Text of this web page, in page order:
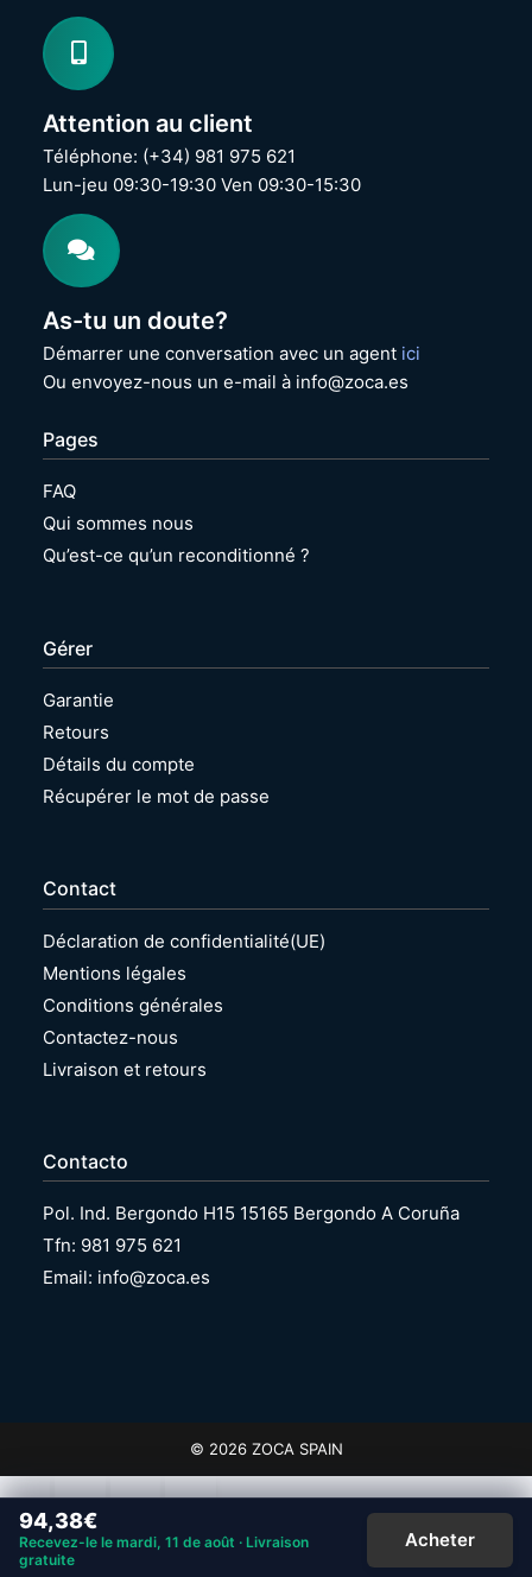
94,38€
Recevez-le le mardi, 11 de août · Livraison
gratuite
Acheter
Attention au client
Téléphone: (+34) 981 975 621
Lun-jeu 09:30-19:30 Ven 09:30-15:30
As-tu un doute?
Démarrer une conversation avec un agent ici
Ou envoyez-nous un e-mail à info@zoca.es
Pages
FAQ
Qui sommes nous
Qu’est-ce qu’un reconditionné ?
Gérer
Garantie
Retours
Détails du compte
Récupérer le mot de passe
Contact
Déclaration de confidentialité(UE)
Mentions légales
Conditions générales
Contactez-nous
Livraison et retours
Contacto
Pol. Ind. Bergondo H15 15165 Bergondo A Coruña
Tfn: 981 975 621
Email: info@zoca.es
© 2026 ZOCA SPAIN